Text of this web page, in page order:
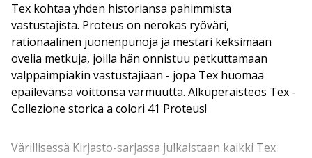
Tex kohtaa yhden historiansa pahimmista
vastustajista. Proteus on nerokas ryöväri,
rationaalinen juonenpunoja ja mestari keksimään
ovelia metkuja, joilla hän onnistuu petkuttamaan
valppaimpiakin vastustajiaan - jopa Tex huomaa
epäilevänsä voittonsa varmuutta. Alkuperäisteos Tex -
Collezione storica a colori 41 Proteus!
Värillisessä Kirjasto-sarjassa julkaistaan kaikki Tex